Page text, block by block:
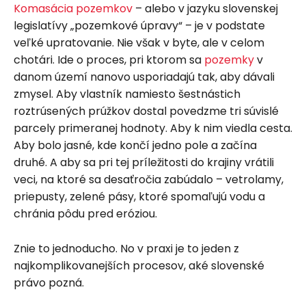
Komasácia pozemkov – alebo v jazyku slovenskej
legislatívy „pozemkové úpravy“ – je v podstate
veľké upratovanie. Nie však v byte, ale v celom
chotári. Ide o proces, pri ktorom sa pozemkyv
danom území nanovo usporiadajú tak, aby dávali
zmysel. Aby vlastník namiesto šestnástich
roztrúsených prúžkov dostal povedzme tri súvislé
parcely primeranej hodnoty. Aby k nim viedla cesta.
Aby bolo jasné, kde končí jedno pole a začína
druhé. A aby sa pri tej príležitosti do krajiny vrátili
veci, na ktoré sa desaťročia zabúdalo – vetrolamy,
priepusty, zelené pásy, ktoré spomaľujú vodu a
chránia pôdu pred eróziou.
Znie to jednoducho. No v praxi je to jeden z
najkomplikovanejších procesov, aké slovenské
právo pozná.